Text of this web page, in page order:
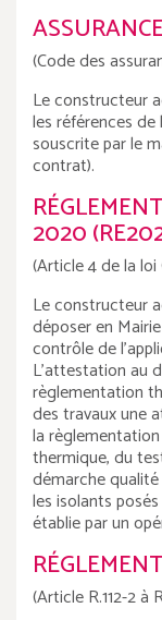
(Code des
Le constructeur
les références
souscrite par le
contrat).
2020
(Article 4 de la loi
Le constructeur
déposer en
contrôle de
L'attestation au
règlementation
des travaux une
la
thermique, du
démarche
les isolants
établie par un
(Article R.112-2 à